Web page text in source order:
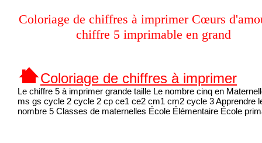
Coloriage de chiffres à imprimer Cœurs
chiffre 5 imprimable en grand
Coloriage de chiffres à imprimer
Le chiffre 5 à imprimer grande taille Le nombre cinq en
ms gs cycle 2 cycle 2 cp ce1 ce2 cm1 cm2 cycle 3 Apprendre
nombre 5 Classes de maternelles École Élémentaire École